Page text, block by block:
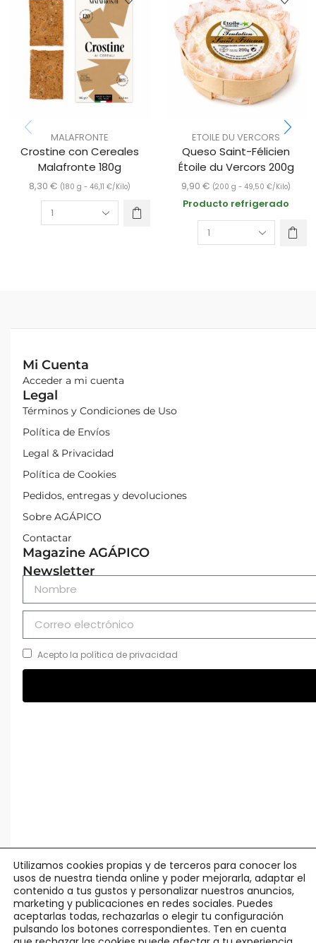
MALAFRONTE
Crostine con Cereales
Malafronte 180g
8,30€ (180 g -46,11€/Kilo)
ETOILE DU VERCORS
Queso Saint-Félicien
Étoile du Vercors 200g
9,90€ (200 g -49,50€/Kilo)
Producto refrigerado
Mi Cuenta
Acceder a mi cuenta
Legal
Términos y Condiciones de Uso
Política de Envíos
Legal & Privacidad
Política de Cookies
Pedidos, entregas y devoluciones
Sobre AGÁPICO
Contactar
Magazine AGÁPICO
Newsletter
Acepto la política de privacidad
Utilizamos cookies propias y de terceros para conocer los
usos de nuestra tienda online y poder mejorarla, adaptar el
contenido a tus gustos y personalizar nuestros anuncios,
marketing y publicaciones en redes sociales. Puedes
aceptarlas todas, rechazarlas o elegir tu configuración
pulsando los botones correspondientes. Ten en cuenta